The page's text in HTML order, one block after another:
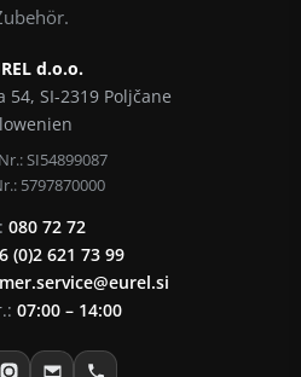
d.o.o.
54, SI-2319 Poljčane
SI54899087
5797870000
080 72 72
(0)2 621 73 99
07:00 – 14:00